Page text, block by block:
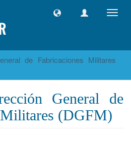
de Fabricaciones Militares
General de
(DGFM)